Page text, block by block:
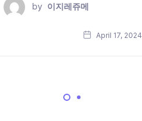
by 이지레쥬메
April 17, 2024